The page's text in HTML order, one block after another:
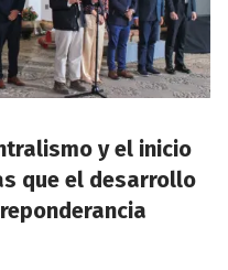
y el inicio
que el desarrollo